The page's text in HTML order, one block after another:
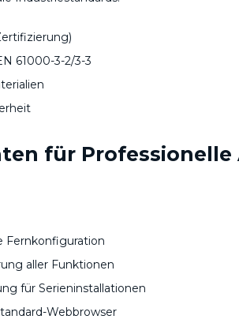
61000-3-2/3-3
für Professionelle
Fernkonfiguration
aller Funktionen
für Serieninstallationen
Webbrowser